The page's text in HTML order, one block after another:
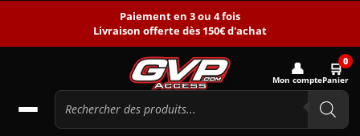
Paiement en 3 ou 4 fois
Livraison offerte dès 150€ d'achat
👤
Mon compte
🛒0
Panier